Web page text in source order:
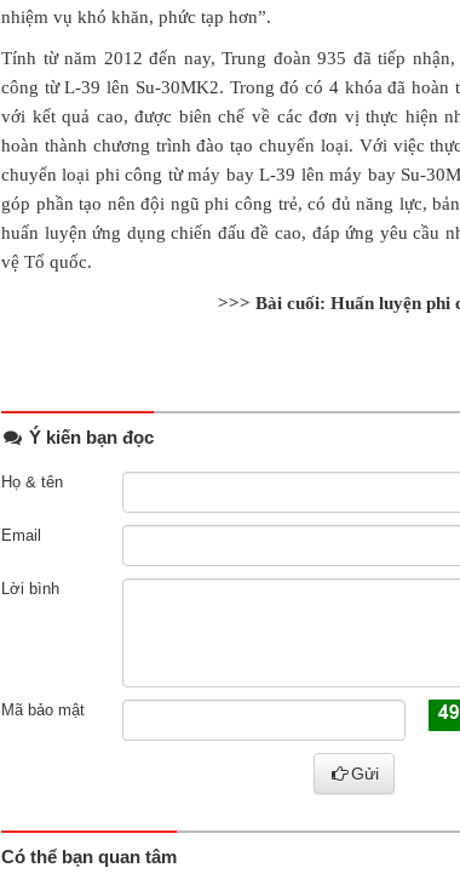
nhiệm vụ khó khăn, phức tạp hơn”.
Tính từ năm 2012 đến nay, Trung đoàn 935 đã tiếp
công từ L-39 lên Su-30MK2. Trong đó có 4 khóa đã hoàn
với kết quả cao, được biên chế về các đơn vị thực hiện
hoàn thành chương trình đào tạo chuyển loại. Với việc
chuyển loại phi công từ máy bay L-39 lên máy bay Su-
góp phần tạo nên đội ngũ phi công trẻ, có đủ năng lực,
huấn luyện ứng dụng chiến đấu đề cao, đáp ứng yêu cầu
vệ Tổ quốc.
>>> Bài cuối: Huấn luyện phi
Ý kiến bạn đọc
Họ & tên
Email
Lời bình
Mã bảo mật
Gửi
Có thể bạn quan tâm